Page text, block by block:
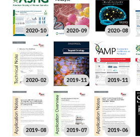
2020-10 2020-09 2020-08
2020-02 2019-11 2019-11
2019-08 2019-07 2019-06